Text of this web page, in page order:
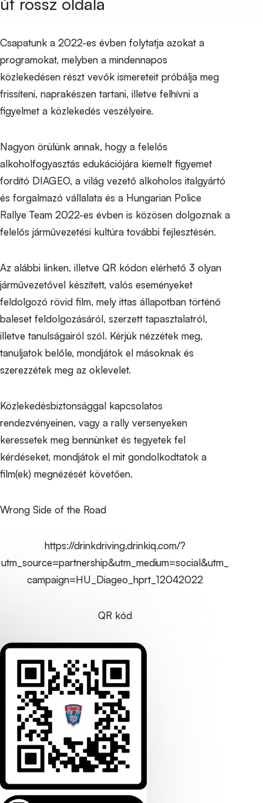
Csapatunk a 2022-es évben folytatja azokat a
programokat, melyben a mindennapos
közlekedésen részt vevők ismereteit próbálja meg
frissíteni, naprakészen tartani, illetve felhívni a
figyelmet a közlekedés veszélyeire.
Nagyon örülünk annak, hogy a felelős
alkoholfogyasztás edukációjára kiemelt figyemet
fordító DIAGEO, a világ vezető alkoholos italgyártó
és forgalmazó vállalata és a Hungarian Police
Rallye Team 2022-es évben is közösen dolgoznak a
felelős járművezetési kultúra további fejlesztésén.
Az alábbi linken, illetve QR kódon elérhető 3 olyan
járművezetővel készített, valós eseményeket
feldolgozó rövid film, mely ittas állapotban történő
baleset feldolgozásáról, szerzett tapasztalatról,
illetve tanulságairól szól. Kérjük nézzétek meg,
tanuljatok belőle, mondjátok el másoknak és
szerezzétek meg az oklevelet.
Közlekedésbiztonsággal kapcsolatos
rendezvényeinen, vagy a rally versenyeken
keressetek meg bennünket és tegyetek fel
kérdéseket, mondjátok el mit gondolkodtatok a
film(ek) megnézését követően.
Wrong Side of the Road
https://drinkdriving.drinkiq.com/?
utm_source=partnership&utm_medium=social&utm_
campaign=HU_Diageo_hprt_12042022
QR kód